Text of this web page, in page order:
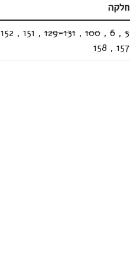
חלקה
5
,
6
,
100
,
129-131
,
151
,
152
157
,
158